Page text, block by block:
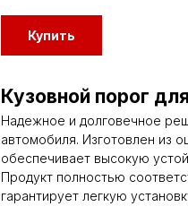
Купить
Кузовной порог
Надежное и долговечное
автомобиля. Изготовлен из
обеспечивает высокую
Продукт полностью
гарантирует легкую